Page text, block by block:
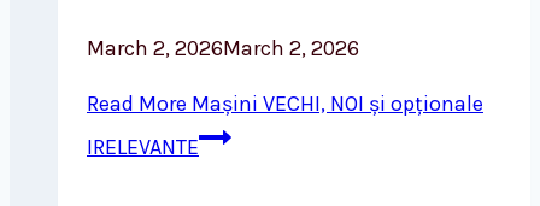
March 2, 2026March 2, 2026
Read More Mașini VECHI, NOI și opționale
IRELEVANTE